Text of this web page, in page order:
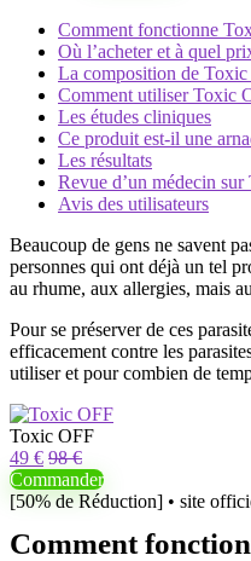
Comment fonctionne
Où l’acheter et à quel
La composition de
Comment utiliser Toxic
Les études cliniques
Ce produit est-il une
Les résultats
Revue d’un médecin
Avis des utilisateurs
Beaucoup de gens ne savent
personnes qui ont déjà un tel
au rhume, aux allergies, mais
Pour se préserver de ces
efficacement contre les
utiliser et pour combien de
Toxic OFF
49 € 98 €
Commander
[50% de Réduction] • site
Comment